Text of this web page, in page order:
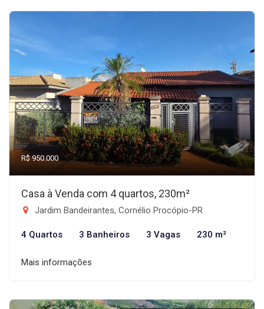
R$ 950.000
Casa à Venda com 4 quartos, 230m²
Jardim Bandeirantes, Cornélio Procópio-PR
4 Quartos 3 Banheiros 3 Vagas 230 m²
Mais informações